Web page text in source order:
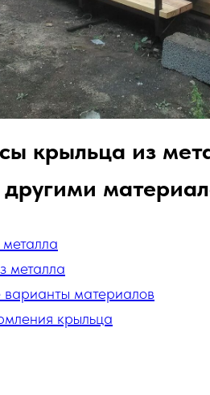
крыльца из
металла
материалов
крыльца